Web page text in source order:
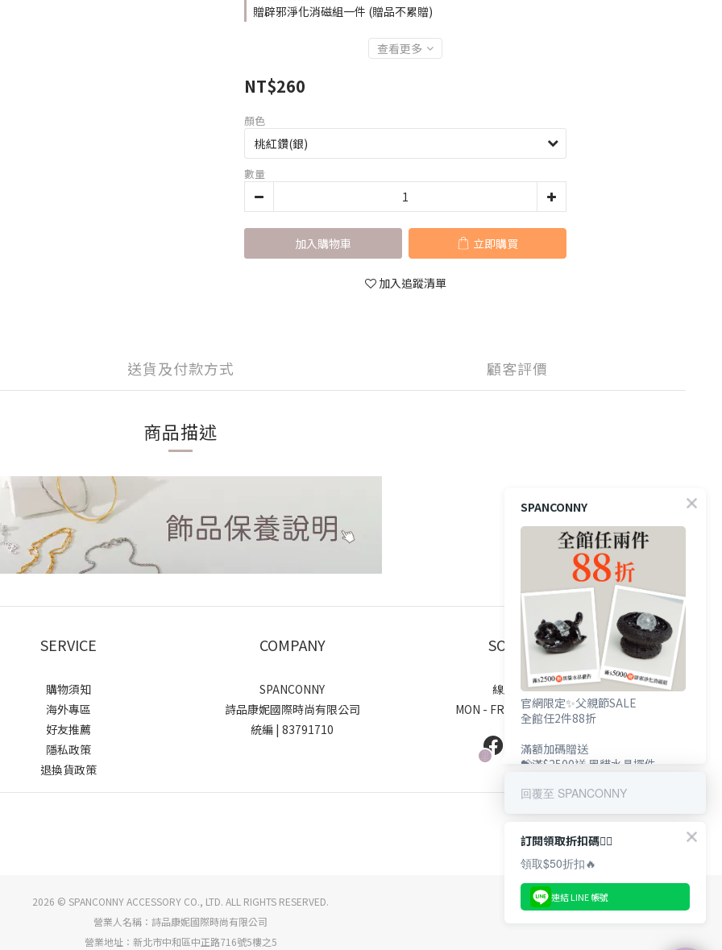
贈辟邪淨化消磁組一件 (贈品不累贈)
查看更多
NT$260
顏色
數量
加入購物車 立即購買
加入追蹤清單
送貨及付款方式 顧客評價
商品描述
SERVICE
購物須知
海外專區
好友推薦
隱私政策
退換貨政策
COMPANY
SPANCONNY
詩品康妮國際時尚有限公司
統編 | 83791710
SOCIALS
線上客服
MON - FRI / 9:00 - 18:00
2026 © SPANCONNY ACCESSORY CO., LTD. ALL RIGHTS RESERVED.
營業人名稱：詩品康妮國際時尚有限公司
營業地址：新北市中和區中正路716號5樓之5
SPANCONNY
官網限定✨父親節SALE
全館任2件88折
滿額加碼贈送
💝滿$2500送 黑貓水晶擺件
回覆至 SPANCONNY
訂閱領取折扣碼👇🏻
領取$50折扣🔥
連結 LINE 帳號